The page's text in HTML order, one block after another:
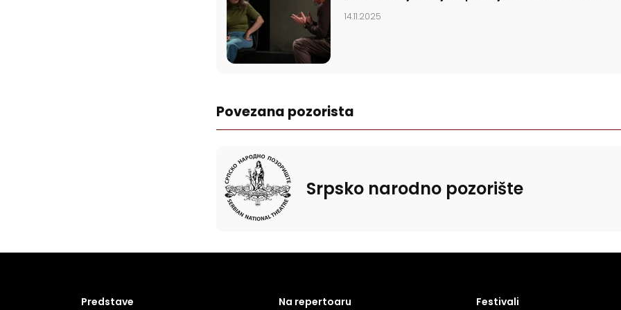
14.11.2025
Povezana pozorista
Srpsko narodno pozorište
Predstave Na repertoaru Festivali